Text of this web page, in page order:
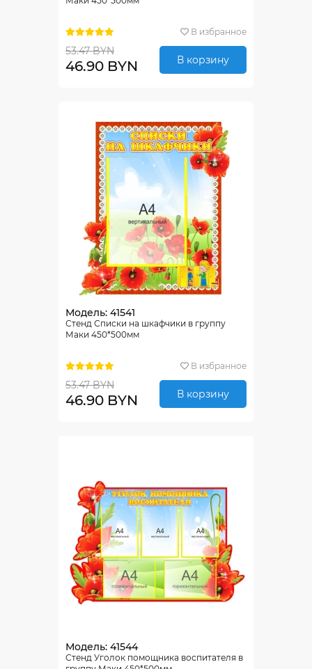
В избранное
53.47 BYN
46.90 BYN В корзину
Модель: 41541
Стенд Списки на шкафчики в группу
Маки 450*500мм
В избранное
53.47 BYN
46.90 BYN В корзину
Модель: 41544
Стенд Уголок помощника воспитателя в